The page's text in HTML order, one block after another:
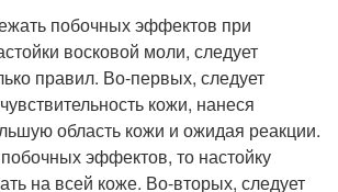
побочных эффектов при
восковой моли, следует
правил. Во-первых, следует
кожи, нанеся
область кожи и ожидая реакции.
эффектов, то настойку
на всей коже. Во-вторых, следует